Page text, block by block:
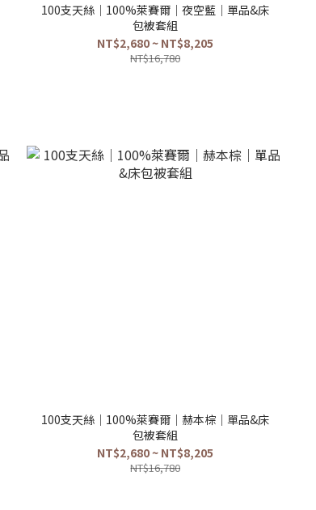
100支天絲｜100%萊賽爾｜夜空藍｜單品&床
包被套組
NT$2,680 ~ NT$8,205
NT$16,780
100支天絲｜100%萊賽爾｜赫本棕｜單品&床
包被套組
NT$2,680 ~ NT$8,205
NT$16,780